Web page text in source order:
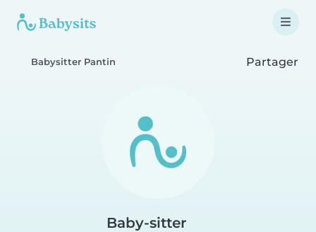
Babysitter Pantin Partager
Baby-sitter